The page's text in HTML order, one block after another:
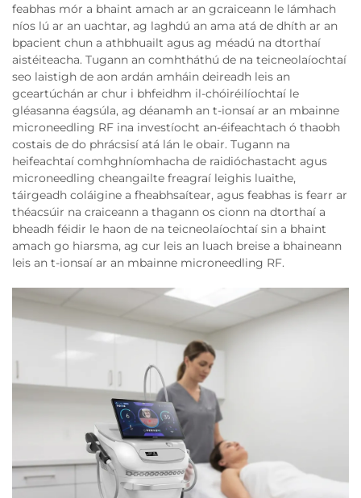
feabhas mór a bhaint amach ar an gcraiceann le lámhach
níos lú ar an uachtar, ag laghdú an ama atá de dhíth ar an
bpacient chun a athbhuailt agus ag méadú na dtorthaí
aistéiteacha. Tugann an comhtháthú de na teicneolaíochtaí
seo laistigh de aon ardán amháin deireadh leis an
gceartúchán ar chur i bhfeidhm il-chóiréilíochtaí le
gléasanna éagsúla, ag déanamh an t-ionsaí ar an mbainne
microneedling RF ina investíocht an-éifeachtach ó thaobh
costais de do phrácsisí atá lán le obair. Tugann na
heifeachtaí comhghníomhacha de raidióchastacht agus
microneedling cheangailte freagraí leighis luaithe,
táirgeadh coláigine a fheabhsaítear, agus feabhas is fearr ar
théacsúir na craiceann a thagann os cionn na dtorthaí a
bheadh féidir le haon de na teicneolaíochtaí sin a bhaint
amach go hiarsma, ag cur leis an luach breise a bhaineann
leis an t-ionsaí ar an mbainne microneedling RF.